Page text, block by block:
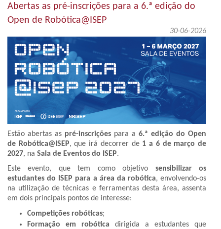
Abertas as pré-inscrições para a 6.ª edição do
Open de Robótica@ISEP
30-06-2026
Estão abertas as pré-inscrições para a 6.ª edição do Open
de Robótica@ISEP, que irá decorrer de 1 a 6 de março de
2027, na Sala de Eventos do ISEP.
Este evento, que tem como objetivo sensibilizar os
estudantes do ISEP para a área da robótica, envolvendo-os
na utilização de técnicas e ferramentas desta área, assenta
em dois principais pontos de interesse:
Competições robóticas;
Formação em robótica dirigida a estudantes que